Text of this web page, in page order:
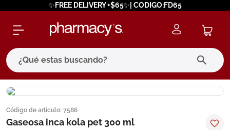
✨FREE DELIVERY +$65✨| CODIGO:FD65
¿Qué estas buscando?
Código de artículo: 7586
Gaseosa inca kola pet 300 ml
términos más buscados
1. eucerin